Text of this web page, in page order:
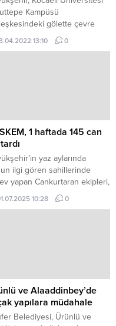
Kampüsü
gölette çevre
yapıyor Kocaeli
Belediyesi, il
13:10 0
1 haftada 145 can
yaz aylarında
ilgi gören sahillerinde
yapan Cankurtaran ekipleri,
nöbetlerine aralıksız
ediyor.
10:28 0
ve Alaaddinbey’de
yapılara müdahale
Belediyesi, Ürünlü ve